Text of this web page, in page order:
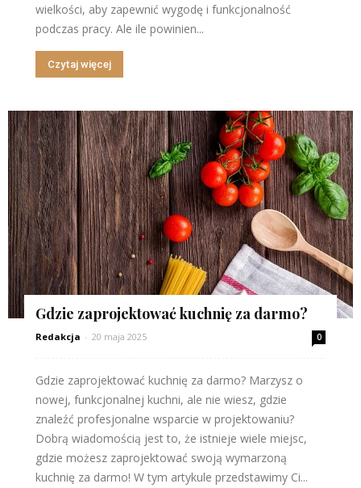
wielkości, aby zapewnić wygodę i funkcjonalność
podczas pracy. Ale ile powinien...
Czytaj więcej
Gdzie zaprojektować kuchnię za darmo?
Redakcja - 20 maja 2025 0
Gdzie zaprojektować kuchnię za darmo? Marzysz o
nowej, funkcjonalnej kuchni, ale nie wiesz, gdzie
znaleźć profesjonalne wsparcie w projektowaniu?
Dobrą wiadomością jest to, że istnieje wiele miejsc,
gdzie możesz zaprojektować swoją wymarzoną
kuchnię za darmo! W tym artykule przedstawimy Ci...